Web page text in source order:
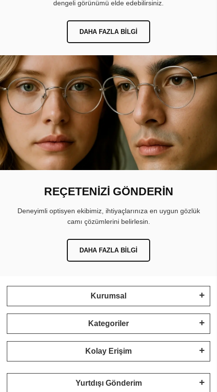
dengeli görünümü elde edebilirsiniz.
DAHA FAZLA BILGI
REÇETENİZİ GÖNDERİN
Deneyimli optisyen ekibimiz, ihtiyaçlarınıza en uygun gözlük
camı çözümlerini belirlesin.
DAHA FAZLA BILGI
Kurumsal
Kategoriler
Kolay Erişim
Yurtdışı Gönderim